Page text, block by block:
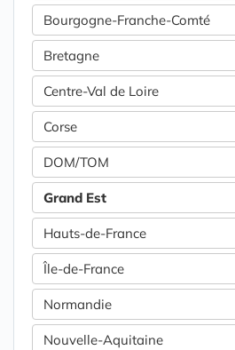
Bourgogne-Franche-Comté
Bretagne
Centre-Val de Loire
Corse
DOM/TOM
Grand Est
Hauts-de-France
Île-de-France
Normandie
Nouvelle-Aquitaine